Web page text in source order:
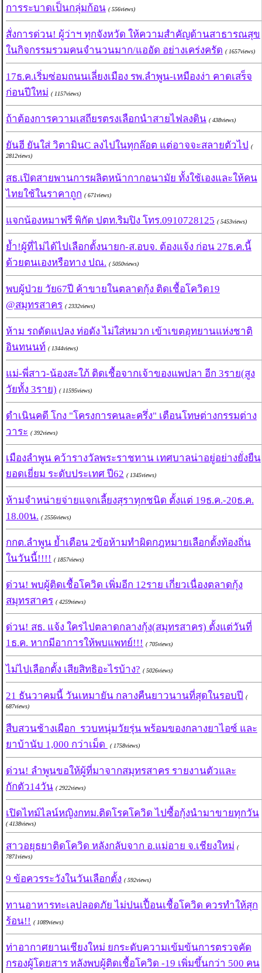
การระบาดเป็นกลุ่มก้อน ( 556views)
สั่งการด่วน! ผู้ว่าฯ ทุกจังหวัด ให้ความสำคัญด้านสาธารณสุข
ในกิจกรรมรวมคนจำนวนมาก/แออัด อย่างเคร่งครัด ( 1657views)
17ธ.ค.เริ่มซ่อมถนนเลี่ยงเมือง รพ.ลำพูน-เหมืองง่า คาดเสร็จ
ก่อนปีใหม่ ( 1157views)
ถ้าต้องการความเสถียรตรงเลือกนําสายไฟลงดิน ( 438views)
ยันฮี ยันใส่ วิตามินC ลงไปในทุกล๊อต แต่อาจจะสลายตัวไป (
2812views)
สธ.เปิดสายพานการผลิตหน้ากากอนามัย ทั้งใช้เองและให้คน
ไทยใช้ในราคาถูก ( 671views)
แจกน้องหมาฟรี พิกัด ปตท.ริมปิง โทร.0910728125 ( 5453views)
ย้ำ!ผู้ที่ไม่ได้ไปเลือกตั้งนายก-ส.อบจ. ต้องแจ้ง ก่อน 27ธ.ค.นี้
ด้วยตนเองหรือทาง ปณ. ( 5050views)
พบผู้ป่วย วัย67ปี ค้าขายในตลาดกุ้ง ติดเชื้อโควิด19
@สมุทรสาคร ( 2332views)
ห้าม รถดัดแปลง ท่อดัง ไม่ใส่หมวก เข้าเขตอุทยานแห่งชาติ
อินทนนท์ ( 1344views)
แม่-พี่สาว-น้องสะใภ้ ติดเชื้อจากเจ้าของแพปลา อีก 3ราย(สูง
วัยทั้ง 3ราย) ( 11595views)
ดำเนินคดี โกง "โครงการคนละครึ่ง" เตือนโทษต่างกรรมต่าง
วาระ ( 392views)
เมืองลำพูน คว้ารางวัลพระราชทาน เทศบาลน่าอยู่อย่างยั่งยืน
ยอดเยี่ยม ระดับประเทศ ปี62 ( 1345views)
ห้ามจำหน่ายจ่ายแจกเลี้ยงสุราทุกชนิด ตั้งแต่ 19ธ.ค.-20ธ.ค.
18.00น. ( 2556views)
กกต.ลำพูน ย้ำเตือน 2ข้อห้ามทำผิดกฎหมายเลือกตั้งท้องถิ่น
ในวันนี้!!!! ( 1857views)
ด่วน! พบผู้ติดเชื้อโควิด เพิ่มอีก 12ราย เกี่ยวเนื่องตลาดกุ้ง
สมุทรสาคร ( 4259views)
ด่วน! สธ. แจ้ง ใครไปตลาดกลางกุ้ง(สมุทรสาคร) ตั้งแต่วันที่
1ธ.ค. หากมีอาการให้พบแพทย์!!! ( 705views)
ไม่ไปเลือกตั้ง เสียสิทธิอะไรบ้าง? ( 5026views)
21 ธันวาคมนี้ วันเหมายัน กลางคืนยาวนานที่สุดในรอบปี (
687views)
สืบสวนช้างเผือก รวบหนุ่มวัยรุ่น พร้อมของกลางยาไอซ์ และ
ยาบ้านับ 1,000 กว่าเม็ด
( 1758views)
ด่วน! ลำพูนขอให้ผู้ที่มาจากสมุทรสาคร รายงานตัวและ
กักตัว14วัน ( 2922views)
เปิดไทม์ไลน์หญิงกทม.ติดโรคโควิด ไปซื้อกุ้งนำมาขายทุกวัน
( 4138views)
สาวอยุธยาติดโควิด หลังกลับจาก อ.แม่อาย จ.เชียงใหม่ (
7871views)
9 ข้อควรระวังในวันเลือกตั้ง ( 592views)
ทานอาหารทะเลปลอดภัย ไม่ปนเปื้อนเชื้อโควิด ควรทำให้สุก
ร้อน!! ( 1089views)
ท่าอากาศยานเชียงใหม่ ยกระดับความเข้มข้นการตรวจคัด
กรองผู้โดยสาร หลังพบผู้ติดเชื้อโควิด -19 เพิ่มขึ้นกว่า 500 คน